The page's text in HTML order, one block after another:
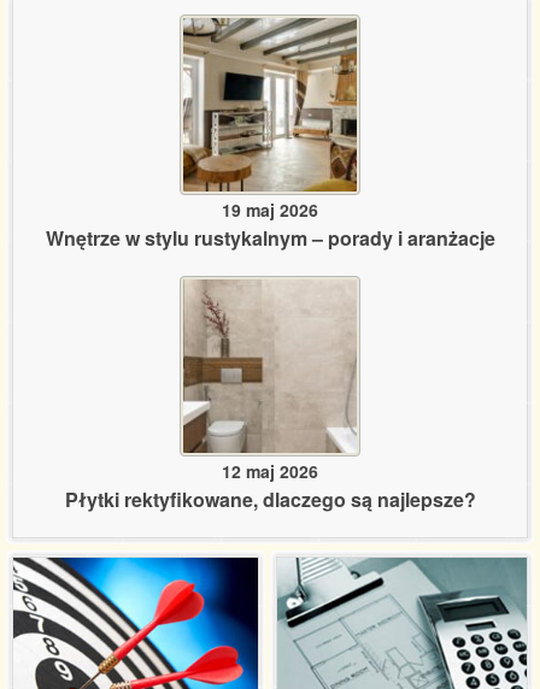
19 maj 2026
Wnętrze w stylu rustykalnym – porady i aranżacje
12 maj 2026
Płytki rektyfikowane, dlaczego są najlepsze?